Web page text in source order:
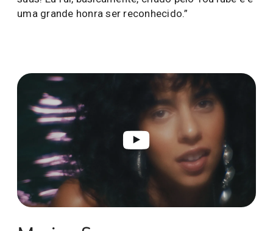
uma grande honra ser reconhecido.”